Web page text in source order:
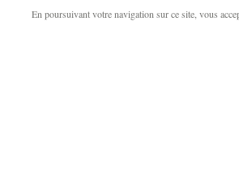
En poursuivant votre navigation sur ce site, vous